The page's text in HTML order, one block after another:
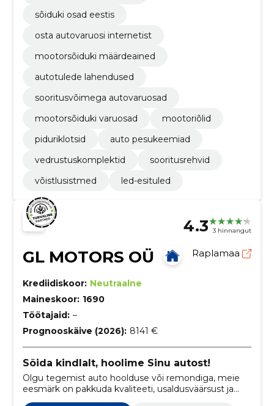
sõiduki osad eestis
osta autovaruosi internetist
mootorsõiduki määrdeained
autotulede lahendused
sooritusvõimega autovaruosad
mootorsõiduki varuosad
mootoriõlid
piduriklotsid
auto pesukeemiad
vedrustuskomplektid
sooritusrehvid
võistlusistmed
led-esituled
4.3 3 hinnangut
GL MOTORS OÜ Raplamaa
Krediidiskoor: Neutraalne
Maineskoor: 1690
Töötajaid: –
Prognooskäive (2026): 8141 €
Sõida kindlalt, hoolime Sinu autost!
Olgu tegemist auto hoolduse või remondiga, meie
eesmärk on pakkuda kvaliteeti, usaldusväärsust ja